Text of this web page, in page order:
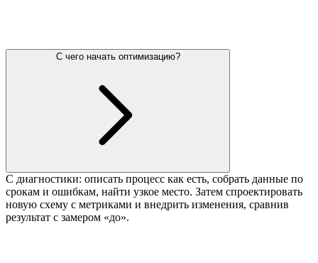
С чего начать оптимизацию?
С диагностики: описать процесс как есть, собрать данные по
срокам и ошибкам, найти узкое место. Затем спроектировать
новую схему с метриками и внедрить изменения, сравнив
результат с замером «до».